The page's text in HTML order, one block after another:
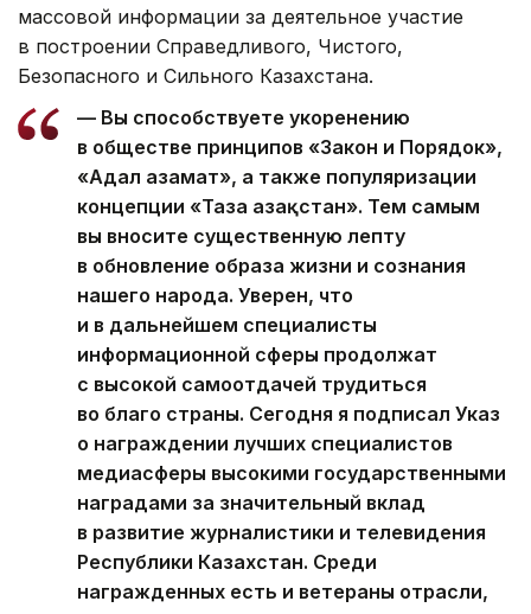
массовой информации за деятельное участие
в построении Справедливого, Чистого,
Безопасного и Сильного Казахстана.
— Вы способствуете укоренению
в обществе принципов «Закон и Порядок»,
«Адал азамат», а также популяризации
концепции «Таза Қазақстан». Тем самым
вы вносите существенную лепту
в обновление образа жизни и сознания
нашего народа. Уверен, что
и в дальнейшем специалисты
информационной сферы продолжат
с высокой самоотдачей трудиться
во благо страны. Сегодня я подписал Указ
о награждении лучших специалистов
медиасферы высокими государственными
наградами за значительный вклад
в развитие журналистики и телевидения
Республики Казахстан. Среди
награжденных есть и ветераны отрасли,